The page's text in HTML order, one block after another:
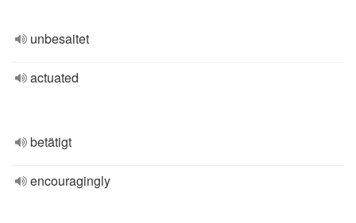
unbesaitet
actuated
betätigt
encouragingly